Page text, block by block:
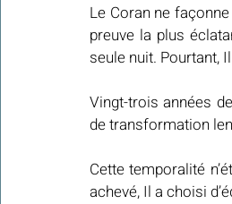
Le Coran ne
preuve la plus
seule nuit. Pourtant,
Vingt-trois années
de transformation
Cette temporalité
achevé, Il a choisi